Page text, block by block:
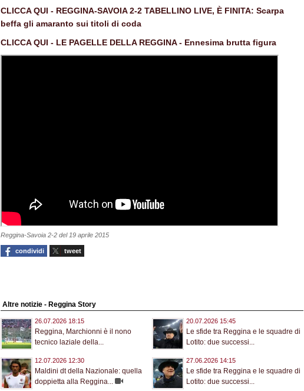
CLICCA QUI - REGGINA-SAVOIA 2-2 TABELLINO LIVE, È FINITA: Scarpa
beffa gli amaranto sui titoli di coda
CLICCA QUI - LE PAGELLE DELLA REGGINA - Ennesima brutta figura
Reggina-Savoia 2-2 del 19 aprile 2015
condividi tweet
Altre notizie - Reggina Story
26.07.2026 18:15
Reggina, Marchionni è il nono
tecnico laziale della...
20.07.2026 15:45
Le sfide tra Reggina e le squadre di
Lotito: due successi...
12.07.2026 12:30
Maldini dt della Nazionale: quella
doppietta alla Reggina...
27.06.2026 14:15
Le sfide tra Reggina e le squadre di
Lotito: due successi...